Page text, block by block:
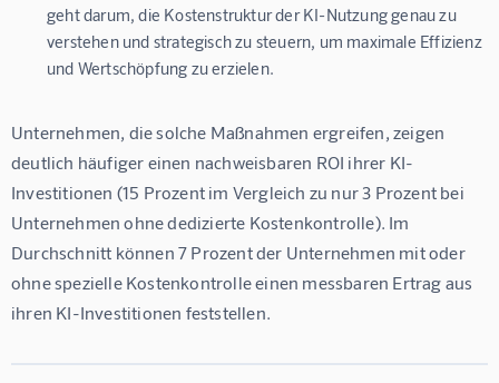
geht darum, die Kostenstruktur der KI-Nutzung genau zu
verstehen und strategisch zu steuern, um maximale Effizienz
und Wertschöpfung zu erzielen.
Unternehmen, die solche Maßnahmen ergreifen, zeigen
deutlich häufiger einen nachweisbaren ROI ihrer KI-
Investitionen (15 Prozent im Vergleich zu nur 3 Prozent bei
Unternehmen ohne dedizierte Kostenkontrolle). Im
Durchschnitt können 7 Prozent der Unternehmen mit oder
ohne spezielle Kostenkontrolle einen messbaren Ertrag aus
ihren KI-Investitionen feststellen.